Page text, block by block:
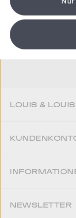
Wir schenken
LOUIS &
NEWSLETTER